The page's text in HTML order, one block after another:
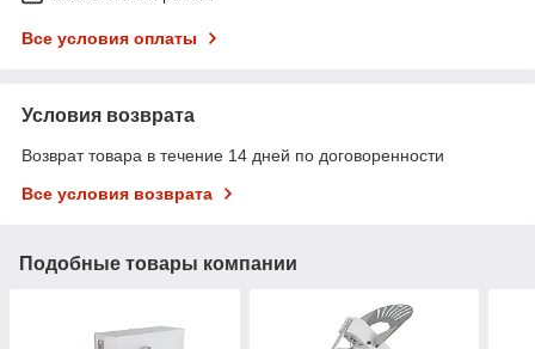
Все условия оплаты
Условия возврата
Возврат товара в течение 14 дней по договоренности
Все условия возврата
Подобные товары компании